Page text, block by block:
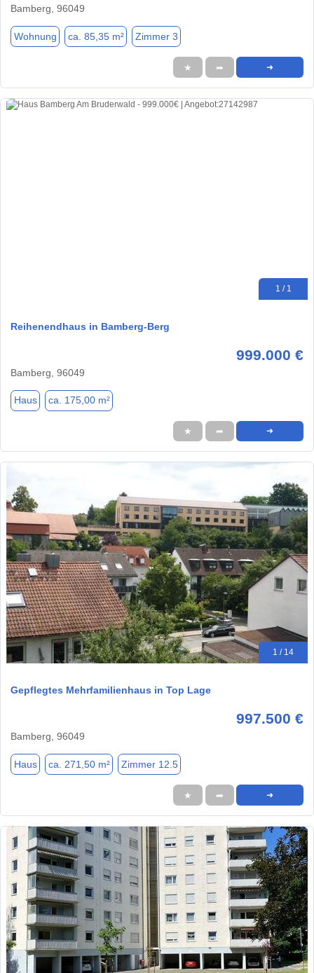
Bamberg, 96049
Wohnung ca. 85,35 m² Zimmer 3
★ ➦ ➜
1 / 1
Reihenendhaus in Bamberg-Berg
999.000 €
Bamberg, 96049
Haus ca. 175,00 m²
★ ➦ ➜
1 / 14
Gepflegtes Mehrfamilienhaus in Top Lage
997.500 €
Bamberg, 96049
Haus ca. 271,50 m² Zimmer 12.5
★ ➦ ➜